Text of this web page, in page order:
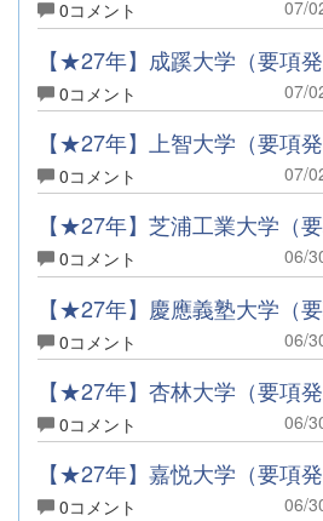
0コメント 07/
【★27年】成蹊大学（要項発
0コメント 07/
【★27年】上智大学（要項発
0コメント 07/
【★27年】芝浦工業大学（
0コメント 06/
【★27年】慶應義塾大学（
0コメント 06/
【★27年】杏林大学（要項発
0コメント 06/
【★27年】嘉悦大学（要項発
0コメント 06/